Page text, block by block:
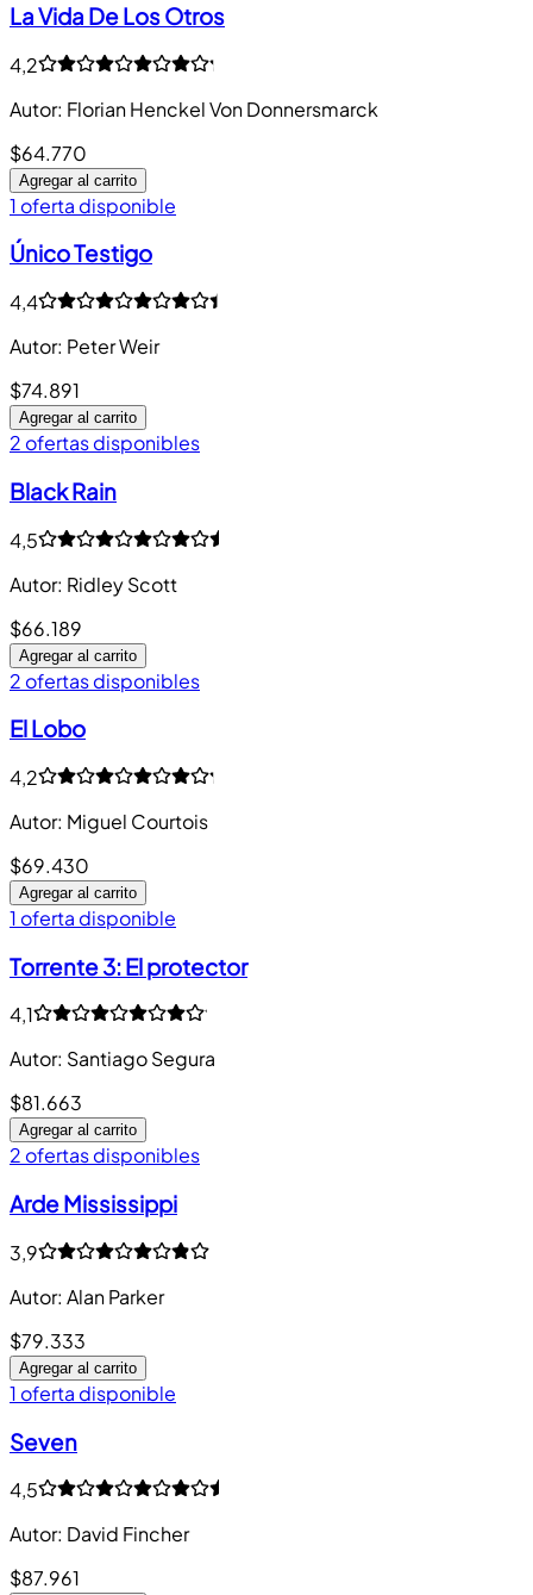
La Vida De Los Otros
4,2
Autor: Florian Henckel Von Donnersmarck
$64.770
Agregar al carrito
1 oferta disponible
Único Testigo
4,4
Autor: Peter Weir
$74.891
Agregar al carrito
2 ofertas disponibles
Black Rain
4,5
Autor: Ridley Scott
$66.189
Agregar al carrito
2 ofertas disponibles
El Lobo
4,2
Autor: Miguel Courtois
$69.430
Agregar al carrito
1 oferta disponible
Torrente 3: El protector
4,1
Autor: Santiago Segura
$81.663
Agregar al carrito
2 ofertas disponibles
Arde Mississippi
3,9
Autor: Alan Parker
$79.333
Agregar al carrito
1 oferta disponible
Seven
4,5
Autor: David Fincher
$87.961